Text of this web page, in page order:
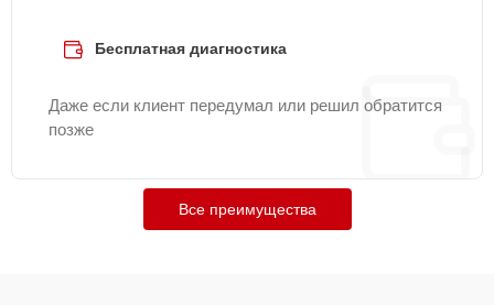
Бесплатная диагностика
Даже если клиент передумал или решил обратится
позже
Все преимущества